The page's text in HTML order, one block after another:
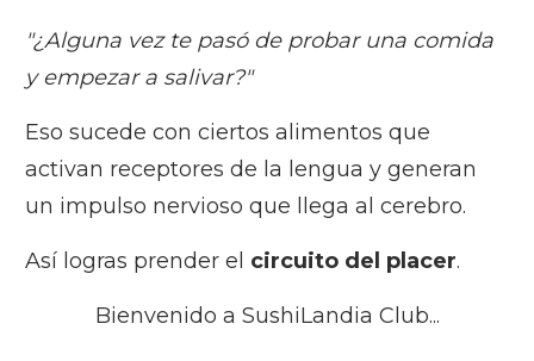
"¿Alguna vez te pasó de probar una comida
y empezar a salivar?"
Eso sucede con ciertos alimentos que
activan receptores de la lengua y generan
un impulso nervioso que llega al cerebro.
Así logras prender el circuito del placer.
Bienvenido a SushiLandia Club...